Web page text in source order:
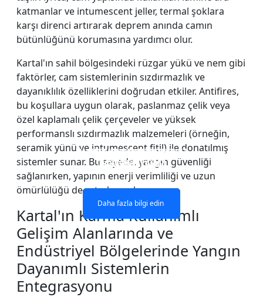
TEK KATLI YANGINA
DAYANIKLI CAM
Daha fazla bilgi edin
ÇİFT KATLI YANGINA
DAYANIKLI CAM
Daha fazla bilgi edin
YANMAZ CAM PENCERE
VE KAPILAR
Daha fazla bilgi edin
YANGINA DAYANIKLI CAM
BÖLME DUVAR
Daha fazla bilgi edin
katmanlar ve intumescent jeller, termal şoklara
karşı direnci artırarak deprem anında camın
bütünlüğünü korumasına yardımcı olur.
Kartal'ın sahil bölgesindeki rüzgar yükü ve nem gibi
faktörler, cam sistemlerinin sızdırmazlık ve
dayanıklılık özelliklerini doğrudan etkiler. Antifires,
bu koşullara uygun olarak, paslanmaz çelik veya
özel kaplamalı çelik çerçeveler ve yüksek
performanslı sızdırmazlık malzemeleri (örneğin,
seramik yünü ve intumescent fitil) ile donatılmış
sistemler sunar. Bu sayede, yangın güvenliği
sağlanırken, yapının enerji verimliliği ve uzun
ömürlülüğü de artırılmış olur.
Kartal'ın Karma Kullanımlı
Gelişim Alanlarında ve
Endüstriyel Bölgelerinde Yangın
Dayanımlı Sistemlerin
Entegrasyonu